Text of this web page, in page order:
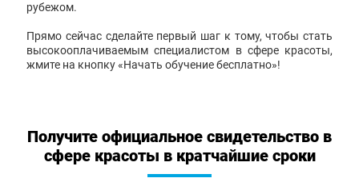
рубежом.
Прямо сейчас сделайте первый шаг к тому, чтобы стать
высокооплачиваемым специалистом в сфере красоты,
жмите на кнопку «Начать обучение бесплатно»!
Получите официальное свидетельство в
сфере красоты в кратчайшие сроки